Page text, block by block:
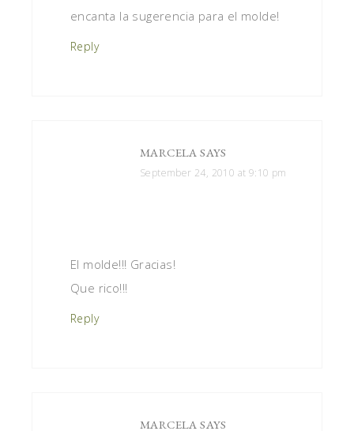
encanta la sugerencia para el molde!
Reply
MARCELA SAYS
September 24, 2010 at 9:10 pm
El molde!!! Gracias!
Que rico!!!
Reply
MARCELA SAYS